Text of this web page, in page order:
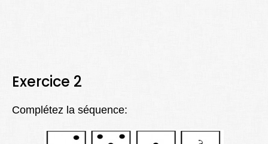
Exercice 2
Complétez la séquence: